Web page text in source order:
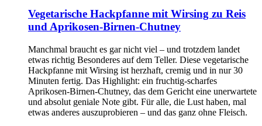
Vegetarische Hackpfanne mit Wirsing zu Reis
und Aprikosen-Birnen-Chutney
Manchmal braucht es gar nicht viel – und trotzdem landet
etwas richtig Besonderes auf dem Teller. Diese vegetarische
Hackpfanne mit Wirsing ist herzhaft, cremig und in nur 30
Minuten fertig. Das Highlight: ein fruchtig-scharfes
Aprikosen-Birnen-Chutney, das dem Gericht eine unerwartete
und absolut geniale Note gibt. Für alle, die Lust haben, mal
etwas anderes auszuprobieren – und das ganz ohne Fleisch.